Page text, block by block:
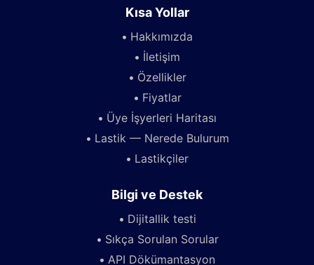
Kısa Yollar
Hakkımızda
İletişim
Özellikler
Fiyatlar
Üye İşyerleri Haritası
Lastik — Nerede Bulurum
Lastikçiler
Bilgi ve Destek
Dijitallik testi
Sıkça Sorulan Sorular
API Dökümantasyon